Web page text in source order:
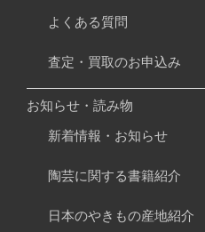
よくある質問
査定・買取のお申込み
お知らせ・読み物
新着情報・お知らせ
陶芸に関する書籍紹介
日本のやきもの産地紹介